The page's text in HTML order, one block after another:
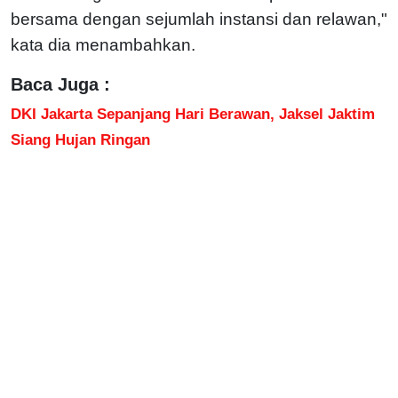
bersama dengan sejumlah instansi dan relawan,"
kata dia menambahkan.
Baca Juga :
DKI Jakarta Sepanjang Hari Berawan, Jaksel Jaktim
Siang Hujan Ringan